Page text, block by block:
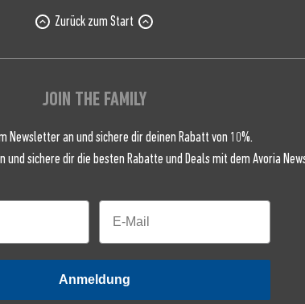
Zurück zum Start
JOIN THE FAMILY
Newsletter an und sichere dir deinen Rabatt von 10%.
und sichere dir die besten Rabatte und Deals mit dem Avoria
Anmeldung